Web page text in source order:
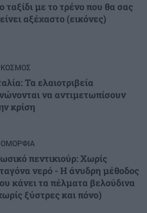
ταξίδι με το τρένο που θα σας
αξέχαστο (εικόνες)
ΚΟΣΜΟΣ
Τα ελαιοτριβεία
να αντιμετωπίσουν
κρίση
ΟΜΟΡΦΙΑ
πεντικιούρ: Χωρίς
νερό - Η άνυδρη μέθοδος
κάνει τα πέλματα βελούδινα
ξύστρες και πόνο)